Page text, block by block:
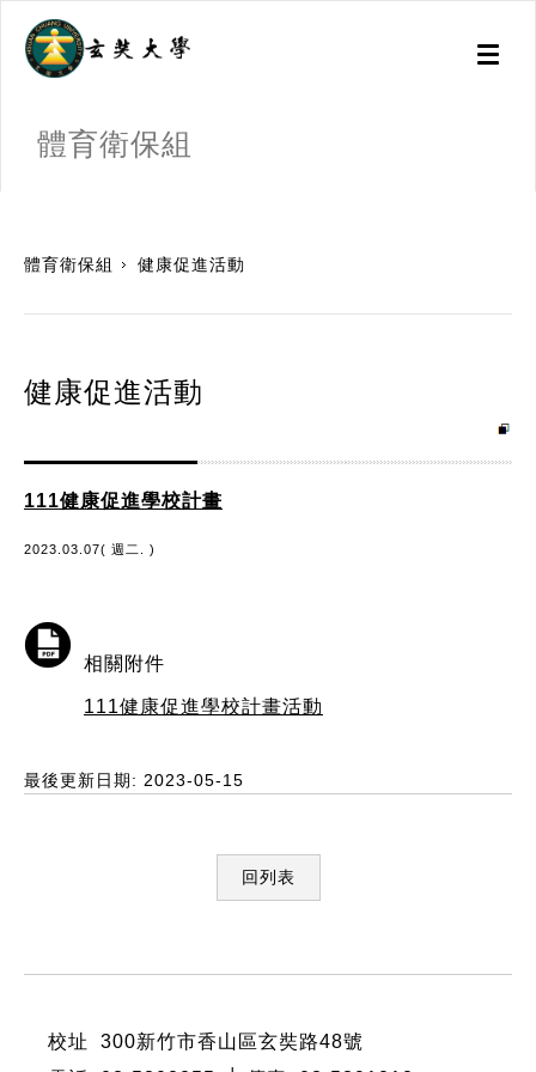
Toggle
體育衛保組
體育衛保組 健康促進活動
健康促進活動
111健康促進學校計畫
2023.03.07( 週二. )
相關附件
111健康促進學校計畫活動
最後更新日期: 2023-05-15
回列表
校址 300新竹市香山區玄奘路48號